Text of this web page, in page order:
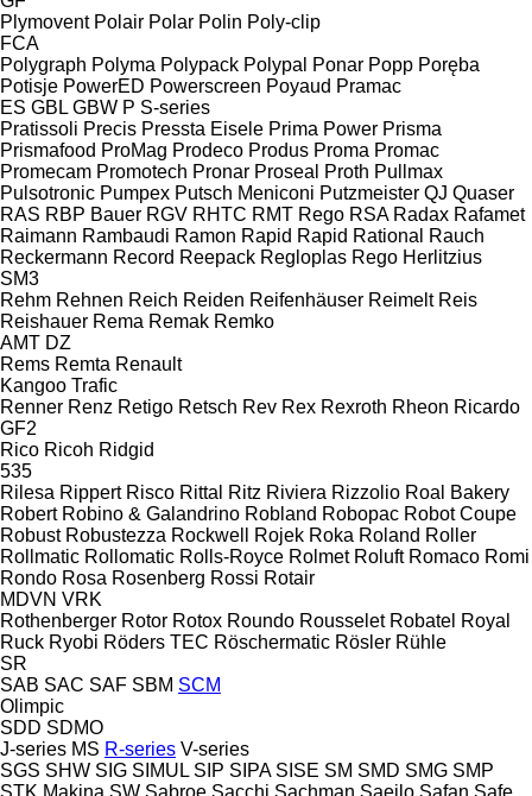
Plymovent Polair Polar Polin Poly-clip
FCA
Polygraph Polyma Polypack Polypal Ponar Popp Poręba
Potisje PowerED Powerscreen Poyaud Pramac
ES GBL GBW P S-series
Pratissoli Precis Pressta Eisele Prima Power Prisma
Prismafood ProMag Prodeco Produs Proma Promac
Promecam Promotech Pronar Proseal Proth Pullmax
Pulsotronic Pumpex Putsch Meniconi Putzmeister QJ Quaser
RAS RBP Bauer RGV RHTC RMT Rego RSA Radax Rafamet
Raimann Rambaudi Ramon Rapid Rapid Rational
Rauch
Reckermann Record Reepack Regloplas Rego Herlitzius
SM3
Rehm Rehnen Reich Reiden Reifenhäuser Reimelt Reis
Reishauer Rema Remak Remko
AMT DZ
Rems Remta Renault
Kangoo Trafic
Renner Renz Retigo Retsch Rev Rex Rexroth Rheon Ricardo
GF2
Rico Ricoh Ridgid
535
Rilesa Rippert Risco Rittal Ritz Riviera Rizzolio Roal Bakery
Robert Robino & Galandrino Robland Robopac Robot Coupe
Robust Robustezza Rockwell Rojek Roka Roland Roller
Rollmatic Rollomatic Rolls-Royce Rolmet Roluft Romaco Romi
Rondo Rosa Rosenberg Rossi Rotair
MDVN VRK
Rothenberger Rotor Rotox Roundo Rousselet Robatel Royal
Ruck Ryobi Röders TEC Röschermatic Rösler Rühle
SR
SAB SAC SAF SBM SCM
Olimpic
SDD SDMO
J-series MS R-series V-series
SGS SHW SIG SIMUL SIP SIPA SISE SM SMD SMG SMP
STK Makina SW Sabroe Sacchi Sachman Saeilo Safan Safe